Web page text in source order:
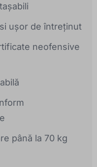
ușor de întreținut
neofensive
până la 70 kg